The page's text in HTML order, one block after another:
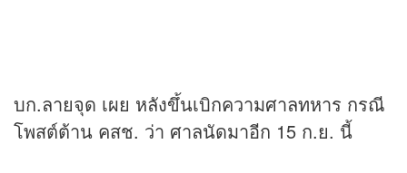
บก.ลายจุด เผย หลังขึ้นเบิกความศาลทหาร กรณี
โพสต์ต้าน คสช. ว่า ศาลนัดมาอีก 15 ก.ย. นี้